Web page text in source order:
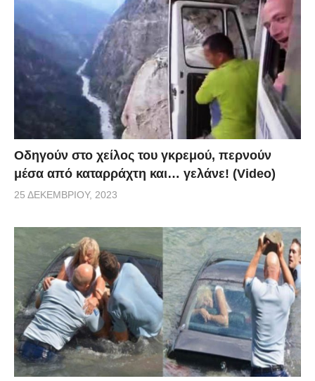
Οδηγούν στο χείλος του γκρεμού, περνούν
μέσα από καταρράχτη και… γελάνε! (Video)
25 ΔΕΚΕΜΒΡΊΟΥ, 2023